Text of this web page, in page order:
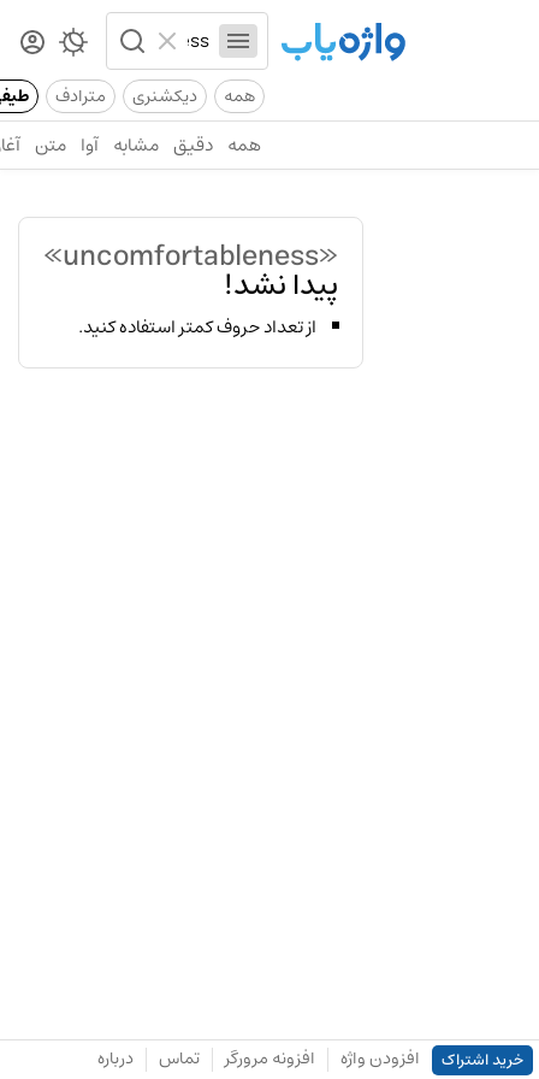
همه دیکشنری مترادف
همه دقیق مشابه آوا متن
«uncomfortableness»
پیدا نشد!
از تعداد حروف کمتر استفاده کنید.
خرید اشتراک افزودن واژه افزونه مرورگر تماس درباره